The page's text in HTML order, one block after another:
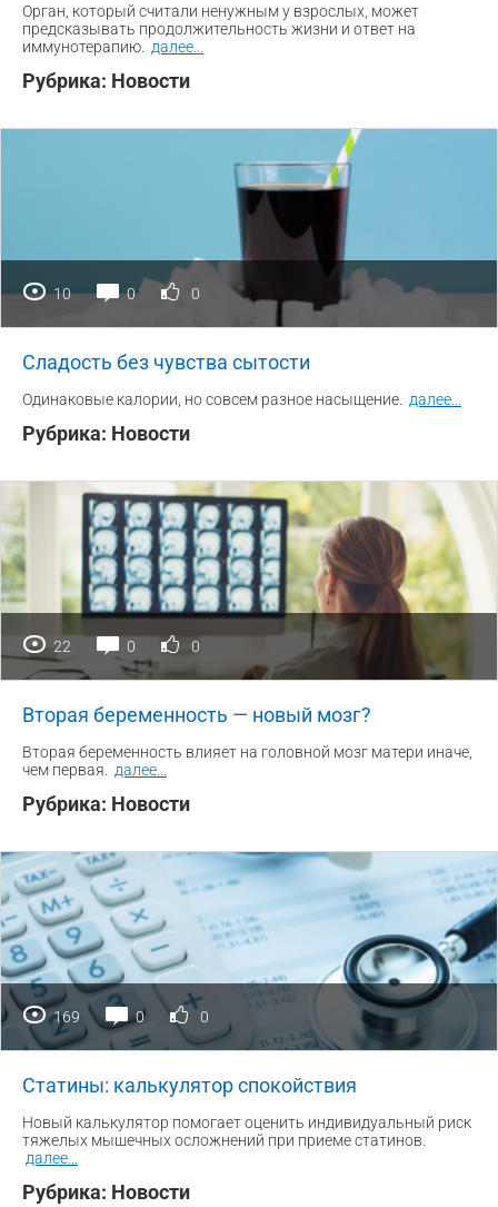
Орган, который считали ненужным у взрослых, может
предсказывать продолжительность жизни и ответ на
иммунотерапию.
далее
Рубрика: Новости
10 0 0
Сладость без чувства сытости
Одинаковые калории, но совсем разное насыщение. далее
Рубрика: Новости
22 0 0
Вторая беременность — новый мозг?
Вторая беременность влияет на головной мозг матери иначе,
чем первая.
далее
Рубрика: Новости
169 0 0
Статины: калькулятор спокойствия
Новый калькулятор помогает оценить индивидуальный риск
тяжелых мышечных осложнений при приеме статинов.
далее
Рубрика: Новости